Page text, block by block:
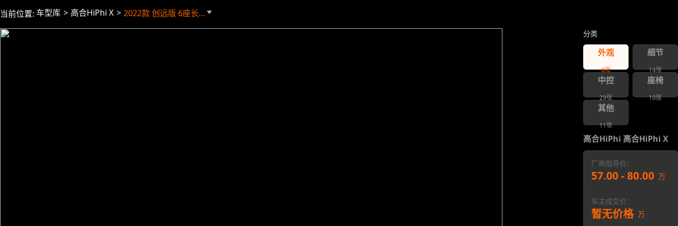
当前位置: 车型库 高合HiPhi X 2022款 创远版 6座长续航版
分类
外观
8张
细节
14张
中控
29张
座椅
10张
其他
11张
高合HiPhi 高合HiPhi X
厂商指导价：
57.00 - 80.00 万
车主成交价：
暂无价格 万